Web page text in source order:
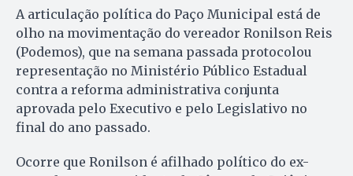
A articulação política do Paço Municipal está de
olho na movimentação do vereador Ronilson Reis
(Podemos), que na semana passada protocolou
representação no Ministério Público Estadual
contra a reforma administrativa conjunta
aprovada pelo Executivo e pelo Legislativo no
final do ano passado.
Ocorre que Ronilson é afilhado político do ex-